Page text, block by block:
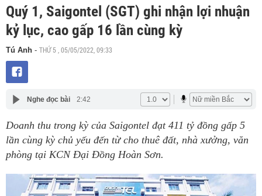
Quý 1, Saigontel (SGT) ghi nhận lợi nhuận
kỷ lục, cao gấp 16 lần cùng kỳ
Tú Anh - THỨ 5 , 05/05/2022, 09:33
Nghe đọc bài 2:42
Doanh thu trong kỳ của Saigontel đạt 411 tỷ đồng gấp 5
lần cùng kỳ chủ yếu đến từ cho thuê đất, nhà xưởng, văn
phòng tại KCN Đại Đồng Hoàn Sơn.